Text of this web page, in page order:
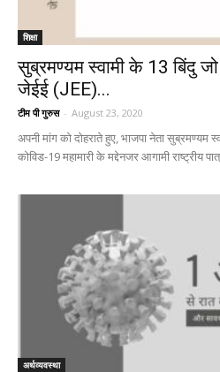
शिक्षा
सुब्रमण्यम स्वामी के 13 बिंदु
जेईई (JEE)...
टीम पी गुरुस - August 23, 2020
अपनी मांग को दोहराते हुए, भाजपा नेता सुब्रमण्यम
कोविड-19 महामारी के मद्देनजर आगामी राष्ट्रीय
अर्थव्यवस्था